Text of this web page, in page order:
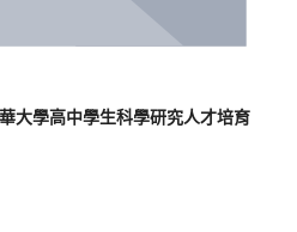
大學高中學生科學研究人才培育